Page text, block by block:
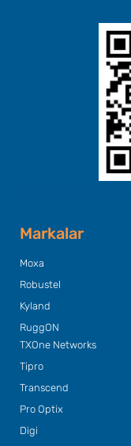
Markalar
Moxa
Robustel
Kyland
RuggON
TXOne Networks
Tipro
Transcend
Pro Optix
Digi